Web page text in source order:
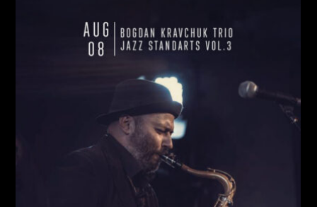
Ціна:
Богдан Кравчук (Саксофон
,) Олександр Ємець